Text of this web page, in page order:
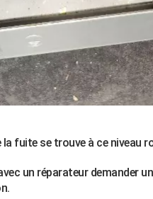
la fuite se trouve à ce niveau
un réparateur demander